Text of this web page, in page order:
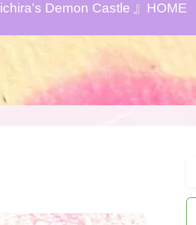
レビュー
ロマハーブ４択クイズ
Demon Castle 』HOME